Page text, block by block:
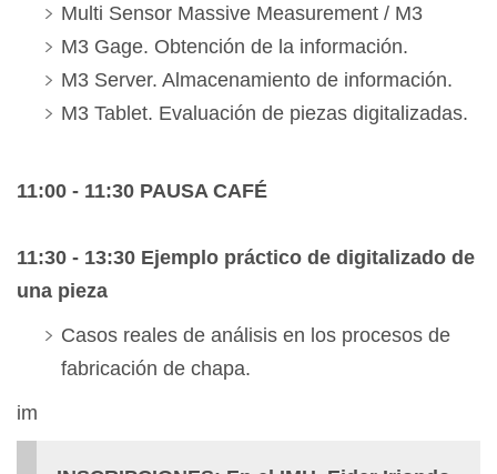
Multi Sensor Massive Measurement / M3
M3 Gage. Obtención de la información.
M3 Server. Almacenamiento de información.
M3 Tablet. Evaluación de piezas digitalizadas.
11:00 - 11:30 PAUSA CAFÉ
11:30 - 13:30 Ejemplo práctico de digitalizado de
una pieza
Casos reales de análisis en los procesos de
fabricación de chapa.
im